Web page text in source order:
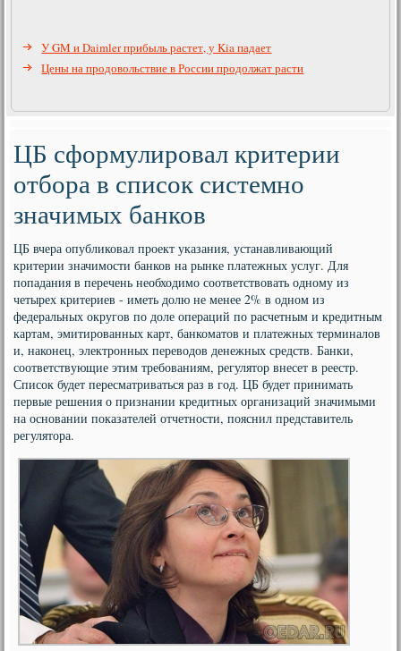
У GM и Daimler прибыль растет, у Kia падает
Цены на продовольствие в России продолжат расти
ЦБ сформулировал критерии
отбора в список системно
значимых банков
ЦБ вчера опубликовал проект указания, устанавливающий
критерии значимости банков на рынке платежных услуг. Для
попадания в перечень необходимо соответствовать одному из
четырех критериев - иметь долю не менее 2% в одном из
федеральных округов по доле операций по расчетным и кредитным
картам, эмитированных карт, банкоматов и платежных терминалов
и, наконец, электронных переводов денежных средств. Банки,
соответствующие этим требованиям, регулятор внесет в реестр.
Список будет пересматриваться раз в год. ЦБ будет принимать
первые решения о признании кредитных организаций значимыми
на основании показателей отчетности, пояснил представитель
регулятора.